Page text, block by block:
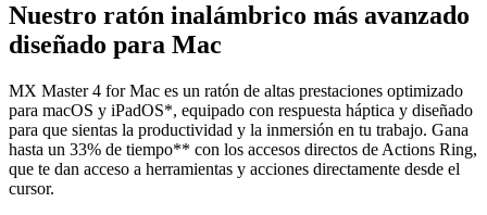
Nuestro ratón inalámbrico más avanzado
diseñado para Mac
MX Master 4 for Mac es un ratón de altas prestaciones optimizado
para macOS y iPadOS*, equipado con respuesta háptica y diseñado
para que sientas la productividad y la inmersión en tu trabajo. Gana
hasta un 33% de tiempo** con los accesos directos de Actions Ring,
que te dan acceso a herramientas y acciones directamente desde el
cursor.